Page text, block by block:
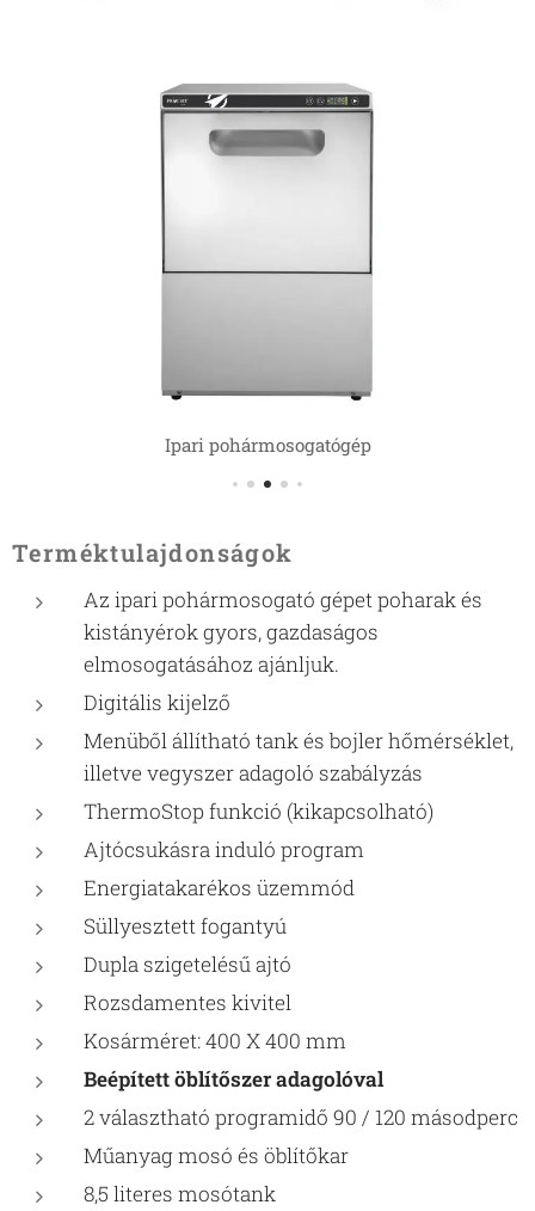
Ipari pohármosogatógép
Terméktulajdonságok
Az ipari pohármosogató gépet poharak és
kistányérok gyors, gazdaságos
elmosogatásához ajánljuk.
Digitális kijelző
Menüből állítható tank és bojler hőmérséklet,
illetve vegyszer adagoló szabályzás
ThermoStop funkció (kikapcsolható)
Ajtócsukásra induló program
Energiatakarékos üzemmód
Süllyesztett fogantyú
Dupla szigetelésű ajtó
Rozsdamentes kivitel
Kosárméret: 400 X 400 mm
Beépített öblítőszer adagolóval
2 választható programidő 90 / 120 másodperc
Műanyag mosó és öblítőkar
8,5 literes mosótank